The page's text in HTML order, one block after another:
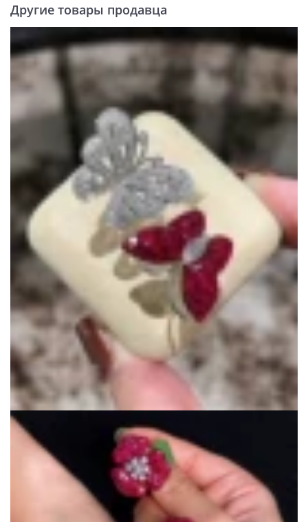
Другие товары продавца